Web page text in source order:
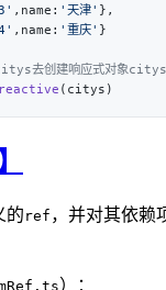
,name: '天津'
,name: '重庆'
的 ref ，并对其依赖
）：